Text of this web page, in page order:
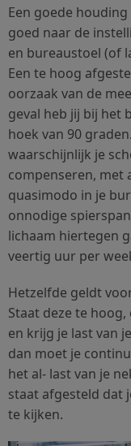
Een goede
goed naar de
en bureaustoel (of
Een te hoog
oorzaak van de
geval heb jij bij het
hoek van 90
waarschijnlijk je
compenseren, met
quasimodo in je
onnodige
lichaam hiertegen
veertig uur per
Hetzelfde geldt
Staat deze te
en krijg je last van
dan moet je
het al- last van je
staat afgesteld dat
te kijken.